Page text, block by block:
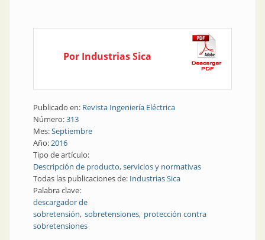
Por Industrias Sica
Publicado en: Revista Ingeniería Eléctrica
Número:313
Mes:Septiembre
Año:2016
Tipo de artículo:
Descripción de producto, servicios y normativas
Todas las publicaciones de: Industrias Sica
Palabra clave:
descargador de
sobretensión sobretensiones protección contra
sobretensiones